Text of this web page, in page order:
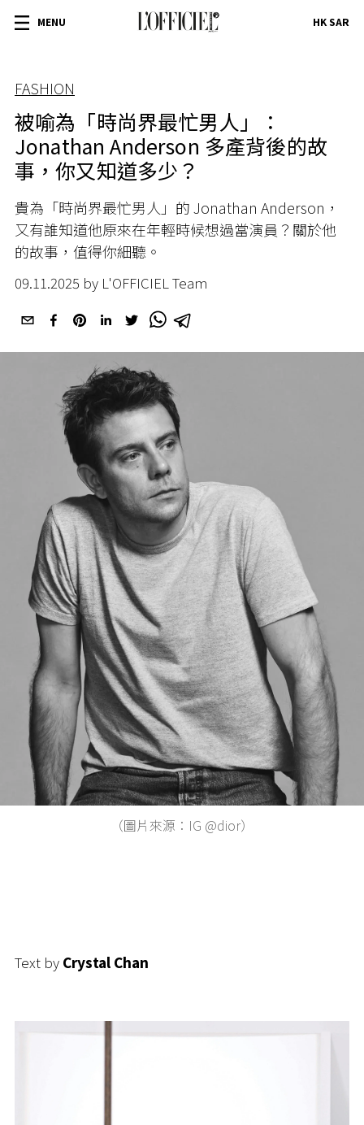
MENU HK SAR
FASHION
被喻為「時尚界最忙男人」：
Jonathan Anderson 多產背後的故
事，你又知道多少？
貴為「時尚界最忙男人」的 Jonathan Anderson，
又有誰知道他原來在年輕時候想過當演員？關於他
的故事，值得你細聽。
09.11.2025 by L'OFFICIEL Team
（圖片來源：IG @dior）
Text by Crystal Chan